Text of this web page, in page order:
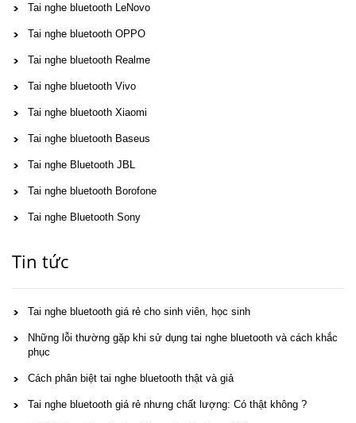
Tai nghe bluetooth LeNovo
Tai nghe bluetooth OPPO
Tai nghe bluetooth Realme
Tai nghe bluetooth Vivo
Tai nghe bluetooth Xiaomi
Tai nghe bluetooth Baseus
Tai nghe Bluetooth JBL
Tai nghe bluetooth Borofone
Tai nghe Bluetooth Sony
Tin tức
Tai nghe bluetooth giá rẻ cho sinh viên, học sinh
Những lỗi thường gặp khi sử dụng tai nghe bluetooth và cách khắc
phục
Cách phân biệt tai nghe bluetooth thật và giả
Tai nghe bluetooth giá rẻ nhưng chất lượng: Có thật không ?